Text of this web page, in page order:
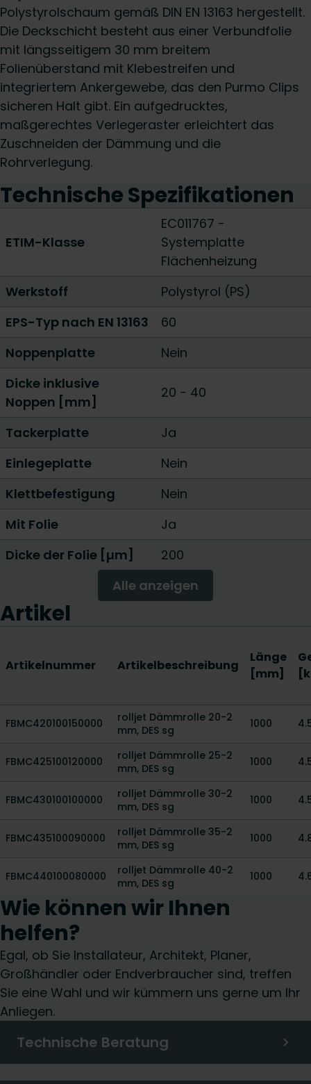
Polystyrolschaum gemäß DIN EN 13163 hergestellt.
Die Deckschicht besteht aus einer Verbundfolie
mit längsseitigem 30 mm breitem
Folienüberstand mit Klebestreifen und
integriertem Ankergewebe, das den Purmo Clips
sicheren Halt gibt. Ein aufgedrucktes,
maßgerechtes Verlegeraster erleichtert das
Zuschneiden der Dämmung und die
Rohrverlegung.
Technische Spezifikationen
ETIM-Klasse
EC011767 -
Systemplatte
Flächenheizung
Werkstoff
Polystyrol (PS)
EPS-Typ nach EN 13163
60
Noppenplatte
Nein
Dicke inklusive
Noppen [mm]
20 - 40
Tackerplatte
Ja
Einlegeplatte
Nein
Klettbefestigung
Nein
Mit Folie
Ja
Dicke der Folie [µm]
200
Alle anzeigen
Artikel
Artikelnummer Artikelbeschreibung
Länge
[mm]
FBMC420100150000
rolljet Dämmrolle 20-2
mm, DES sg
1000
FBMC425100120000
rolljet Dämmrolle 25-2
mm, DES sg
1000
FBMC430100100000
rolljet Dämmrolle 30-2
mm, DES sg
1000
FBMC435100090000
rolljet Dämmrolle 35-2
mm, DES sg
1000
FBMC440100080000
rolljet Dämmrolle 40-2
mm, DES sg
1000
Wie können wir Ihnen
helfen?
Egal, ob Sie Installateur, Architekt, Planer,
Großhändler oder Endverbraucher sind, treffen
Sie eine Wahl und wir kümmern uns gerne um Ihr
Anliegen.
Technische Beratung